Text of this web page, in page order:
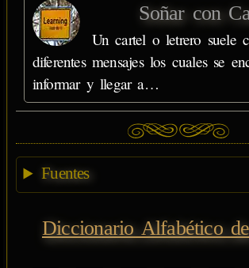
Soñar con
Un cartel o letrero suele
diferentes mensajes los cuales se
informar y llegar a…
Fuentes
Diccionario Alfabético